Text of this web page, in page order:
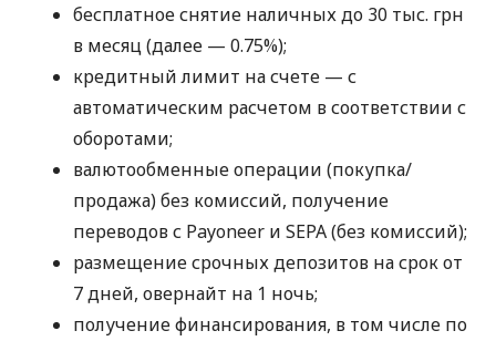
бесплатное снятие наличных до 30 тыс. грн
в месяц (далее — 0.75%);
кредитный лимит на счете — с
автоматическим расчетом в соответствии с
оборотами;
валютообменные операции (покупка/
продажа) без комиссий, получение
переводов с Payoneer и SEPA (без комиссий);
размещение срочных депозитов на срок от
7 дней, овернайт на 1 ночь;
получение финансирования, в том числе по